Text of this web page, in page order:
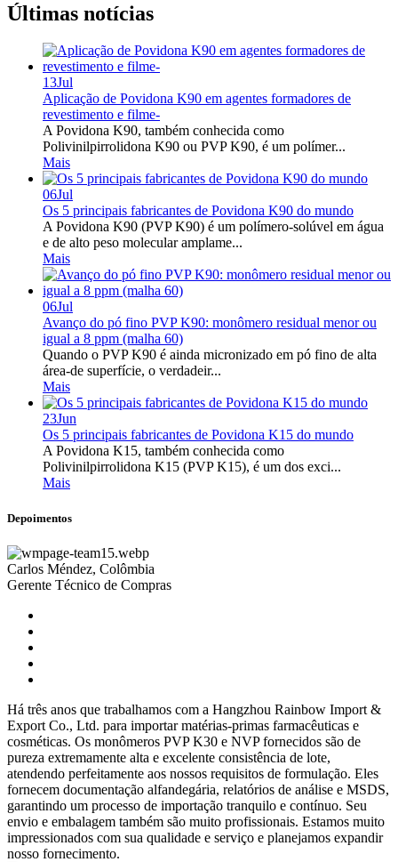
Últimas notícias
13Jul
Aplicação de Povidona K90 em agentes formadores de
revestimento e filme-
A Povidona K90, também conhecida como
Polivinilpirrolidona K90 ou PVP K90, é um polímer...
Mais
06Jul
Os 5 principais fabricantes de Povidona K90 do mundo
A Povidona K90 (PVP K90) é um polímero-solúvel em água
e de alto peso molecular amplame...
Mais
06Jul
Avanço do pó fino PVP K90: monômero residual menor ou
igual a 8 ppm (malha 60)
Quando o PVP K90 é ainda micronizado em pó fino de alta
área-de superfície, o verdadeir...
Mais
23Jun
Os 5 principais fabricantes de Povidona K15 do mundo
A Povidona K15, também conhecida como
Polivinilpirrolidona K15 (PVP K15), é um dos exci...
Mais
Depoimentos
Carlos Méndez, Colômbia
Gerente Técnico de Compras
Há três anos que trabalhamos com a Hangzhou Rainbow Import &
Export Co., Ltd. para importar matérias-primas farmacêuticas e
cosméticas. Os monômeros PVP K30 e NVP fornecidos são de
pureza extremamente alta e excelente consistência de lote,
atendendo perfeitamente aos nossos requisitos de formulação. Eles
fornecem documentação alfandegária, relatórios de análise e MSDS,
garantindo um processo de importação tranquilo e contínuo. Seu
envio e embalagem também são muito profissionais. Estamos muito
impressionados com sua qualidade e serviço e planejamos expandir
nosso fornecimento.